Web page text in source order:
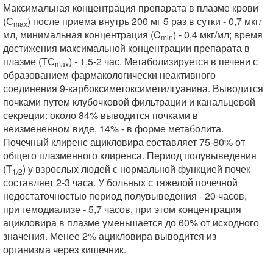
Максимальная концентрация препарата в плазме крови
(Сmах) после приема внутрь 200 мг 5 раз в сутки - 0,7 мкг/
мл, минимальная концентрация (Cmin) - 0,4 мкг/мл; время
достижения максимальной концентрации препарата в
плазме (ТСmах) - 1,5-2 час. Метаболизируется в печени с
образованием фармакологически неактивного
соединения 9-карбоксиметоксиметилгуанина. Выводится
почками путем клубочковой фильтрации и канальцевой
секреции: около 84% выводится почками в
неизмененном виде, 14% - в форме метаболита.
Почечный клиренс ацикловира составляет 75-80% от
общего плазменного клиренса. Период полувыведения
(T1/2) у взрослых людей с нормальной функцией почек
составляет 2-3 часа. У больных с тяжелой почечной
недостаточностью период полувыведения - 20 часов,
при гемодиализе - 5,7 часов, при этом концентрация
ацикловира в плазме уменьшается до 60% от исходного
значения. Менее 2% ацикловира выводится из
организма через кишечник.